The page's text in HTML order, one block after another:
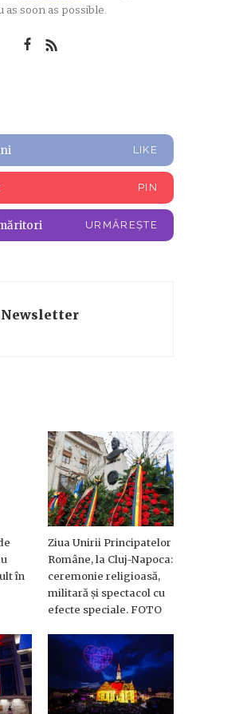
as soon as possible.
LIKE
PIN
URMĂREȘTE
Newsletter
în
Ziua Unirii Principatelor
Române, la Cluj-Napoca:
ceremonie religioasă,
militară și spectacol cu
efecte speciale. FOTO